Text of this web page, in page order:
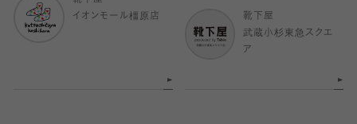
イオンモール橿原店
靴下屋
武蔵小杉東急スクエ
ア